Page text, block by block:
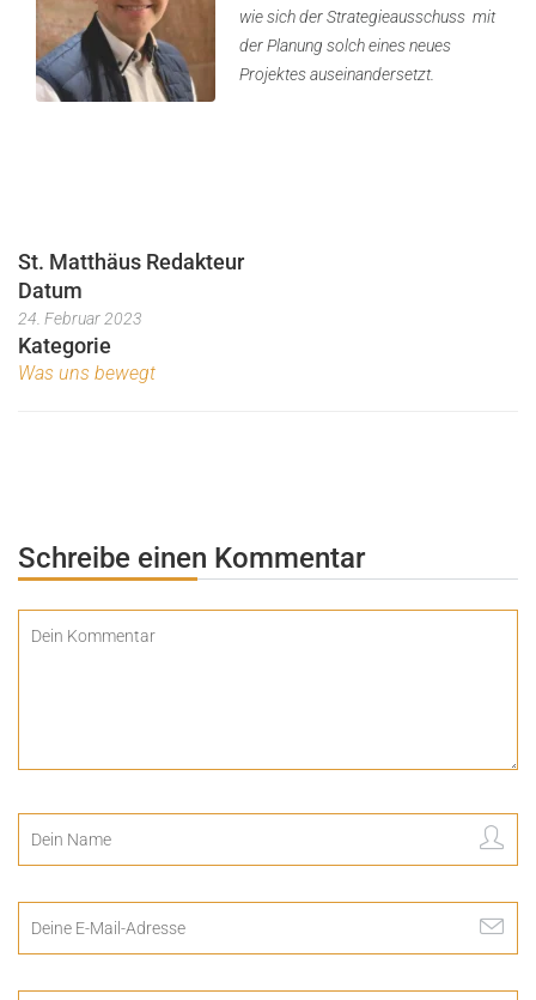
wie sich der Strategieausschuss mit
der Planung solch eines neues
Projektes auseinandersetzt.
St. Matthäus Redakteur
Datum
24. Februar 2023
Kategorie
Was uns bewegt
Schreibe einen Kommentar